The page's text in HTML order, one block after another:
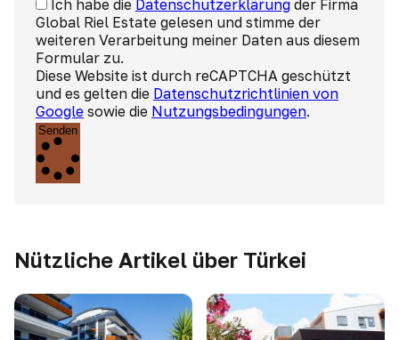
Ich habe die Datenschutzerklärung der Firma
Global Riel Estate gelesen und stimme der
weiteren Verarbeitung meiner Daten aus diesem
Formular zu.
Diese Website ist durch reCAPTCHA geschützt
und es gelten die Datenschutzrichtlinien von
Google sowie die Nutzungsbedingungen.
Senden
Nützliche Artikel über Türkei